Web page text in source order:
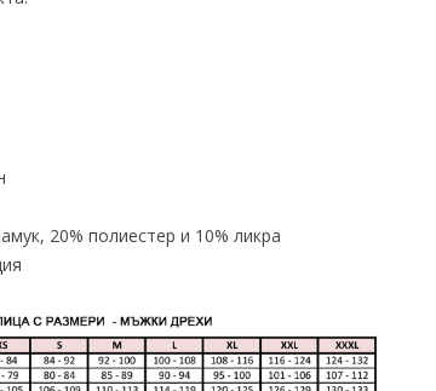
20% полиестер и 10% ликра